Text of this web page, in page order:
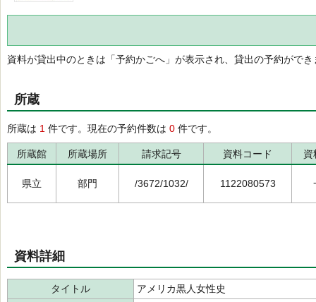
資料が貸出中のときは「予約かごへ」が表示され、貸出の予約ができ
所蔵
所蔵は 1 件です。現在の予約件数は 0 件です。
所蔵館 所蔵場所 請求記号 資料コード 資
県立 部門 /3672/1032/ 1122080573
資料詳細
タイトル
アメリカ黒人女性史